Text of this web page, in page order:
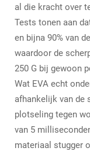
al die kracht over
Tests tonen aan
en bijna 90% van
waardoor de
250 G bij gewoon
Wat EVA echt
afhankelijk van de
plotseling tegen
van 5
materiaal stugger